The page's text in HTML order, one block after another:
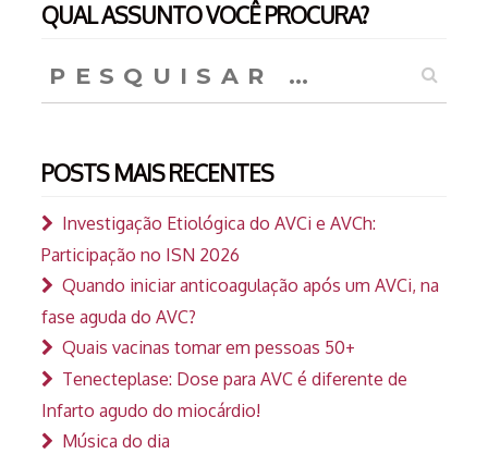
QUAL ASSUNTO VOCÊ PROCURA?
por:
POSTS MAIS RECENTES
Investigação Etiológica do AVCi e AVCh:
Participação no ISN 2026
Quando iniciar anticoagulação após um AVCi, na
fase aguda do AVC?
Quais vacinas tomar em pessoas 50+
Tenecteplase: Dose para AVC é diferente de
Infarto agudo do miocárdio!
Música do dia